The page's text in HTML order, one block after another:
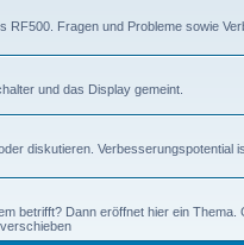
RF500. Fragen und Probleme sowie
und das Display gemeint.
diskutieren. Verbesserungspotential
betrifft? Dann eröffnet hier ein Thema.